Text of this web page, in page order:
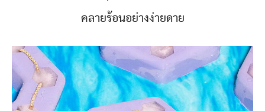
คลายร้อนอย่างง่ายดาย